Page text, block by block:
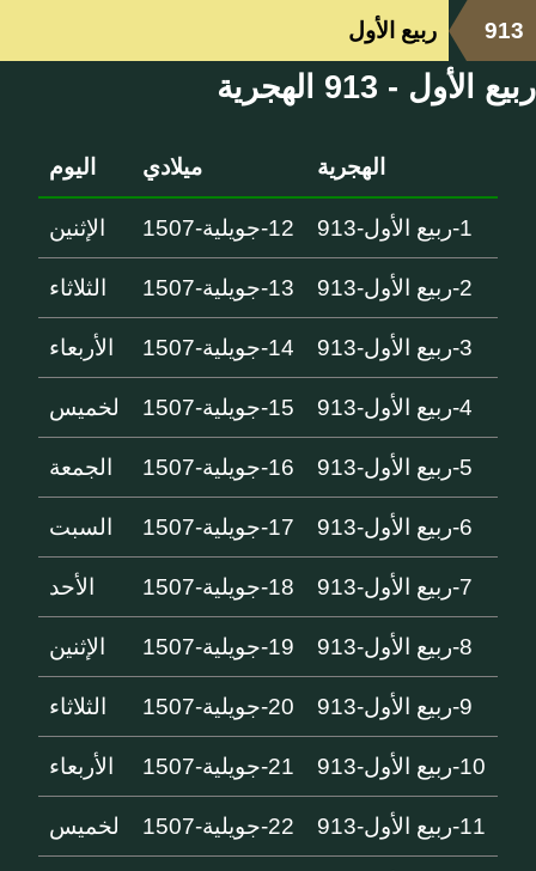
913 ربيع الأول
ربيع الأول - 913 الهجرية
الهجرية ميلادي اليوم
1-ربيع الأول-913 12-جويلية-1507 الإثنين
2-ربيع الأول-913 13-جويلية-1507 الثلاثاء
3-ربيع الأول-913 14-جويلية-1507 الأربعاء
4-ربيع الأول-913 15-جويلية-1507 لخميس
5-ربيع الأول-913 16-جويلية-1507 الجمعة
6-ربيع الأول-913 17-جويلية-1507 السبت
7-ربيع الأول-913 18-جويلية-1507 الأحد
8-ربيع الأول-913 19-جويلية-1507 الإثنين
9-ربيع الأول-913 20-جويلية-1507 الثلاثاء
10-ربيع الأول-913 21-جويلية-1507 الأربعاء
11-ربيع الأول-913 22-جويلية-1507 لخميس